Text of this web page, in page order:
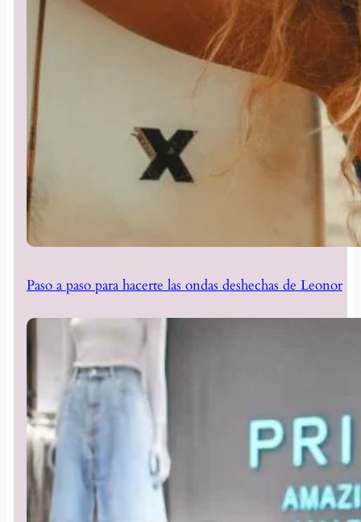
Paso a paso para hacerte las ondas deshechas de Leonor